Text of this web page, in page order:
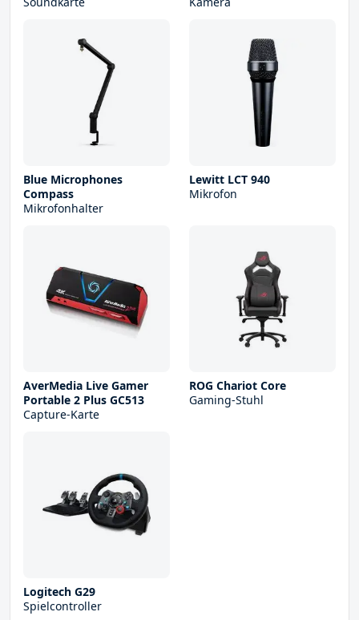
Blue Microphones
Compass
Mikrofonhalter
Lewitt LCT 940
Mikrofon
AverMedia Live Gamer
Portable 2 Plus GC513
Capture-Karte
ROG Chariot Core
Gaming-Stuhl
Logitech G29
Spielcontroller